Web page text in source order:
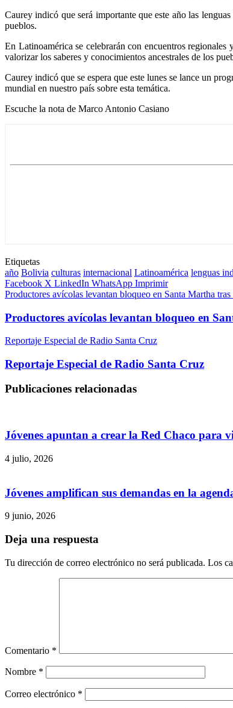
Caurey indicó que será importante que este año las
pueblos.
En Latinoamérica se celebrarán con encuentros
valorizar los saberes y conocimientos ancestrales de los
Caurey indicó que se espera que este lunes se lance un
mundial en nuestro país sobre esta temática.
Escuche la nota de Marco Antonio Casiano
Etiquetas
año Bolivia culturas internacional Latinoamérica lenguas
Facebook X LinkedIn WhatsApp Imprimir
Productores avícolas levantan bloqueo en Santa Martha
Productores avícolas levantan bloqueo en
Reportaje Especial de Radio Santa Cruz
Reportaje Especial de Radio Santa Cruz
Publicaciones relacionadas
Jóvenes apuntan a crear la Red Chaco para
4 julio, 2026
Jóvenes amplifican sus demandas en la
9 junio, 2026
Deja una respuesta
Tu dirección de correo electrónico no será publicada. Los
Comentario *
Nombre *
Correo electrónico *